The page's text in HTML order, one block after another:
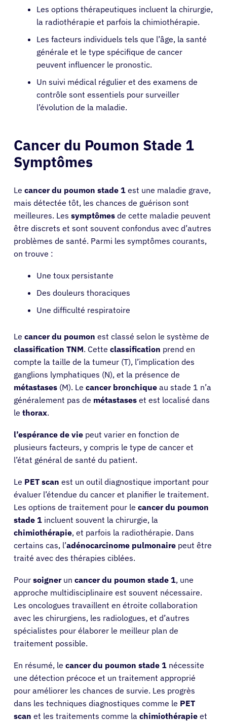
Patients
Les options thérapeutiques incluent la chirurgie,
la radiothérapie et parfois la chimiothérapie.
Les facteurs individuels tels que l’âge, la santé
générale et le type spécifique de cancer
peuvent influencer le pronostic.
Un suivi médical régulier et des examens de
contrôle sont essentiels pour surveiller
l’évolution de la maladie.
Cancer du Poumon Stade 1
Symptômes
Le cancer du poumon stade 1 est une maladie grave,
mais détectée tôt, les chances de guérison sont
meilleures. Les symptômes de cette maladie peuvent
être discrets et sont souvent confondus avec d’autres
problèmes de santé. Parmi les symptômes courants,
on trouve :
Une toux persistante
Des douleurs thoraciques
Une difficulté respiratoire
Le cancer du poumon est classé selon le système de
classification TNM. Cette classification prend en
compte la taille de la tumeur (T), l’implication des
ganglions lymphatiques (N), et la présence de
métastases (M). Le cancer bronchique au stade 1 n’a
généralement pas de métastases et est localisé dans
le thorax.
l’espérance de vie peut varier en fonction de
plusieurs facteurs, y compris le type de cancer et
l’état général de santé du patient.
Le PET scan est un outil diagnostique important pour
évaluer l’étendue du cancer et planifier le traitement.
Les options de traitement pour le cancer du poumon
stade 1 incluent souvent la chirurgie, la
chimiothérapie, et parfois la radiothérapie. Dans
certains cas, l’adénocarcinome pulmonaire peut être
traité avec des thérapies ciblées.
Pour soignerun cancer du poumon stade 1, une
approche multidisciplinaire est souvent nécessaire.
Les oncologues travaillent en étroite collaboration
avec les chirurgiens, les radiologues, et d’autres
spécialistes pour élaborer le meilleur plan de
traitement possible.
En résumé, le cancer du poumon stade 1 nécessite
une détection précoce et un traitement approprié
pour améliorer les chances de survie. Les progrès
dans les techniques diagnostiques comme le PET
scan et les traitements comme la chimiothérapie et